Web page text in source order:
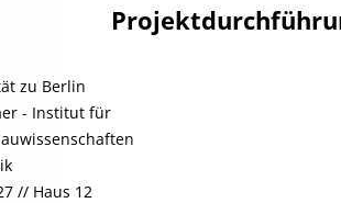
zu Berlin
- Institut für
// Haus 12